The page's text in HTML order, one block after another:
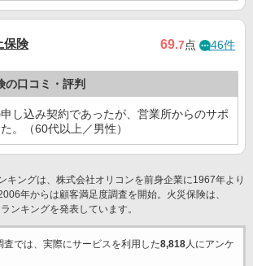
保険 69.7点 46件
の口コミ・評判
し込み契約であったが、営業所からのサポ
。（60代以上／男性）
キングは、株式会社オリコンを前身企業に1967年より
年からは顧客満足度調査を開始。火災保険は、
ンキングを発表しています。
査では、実際にサービスを利用した8,818人にアンケ